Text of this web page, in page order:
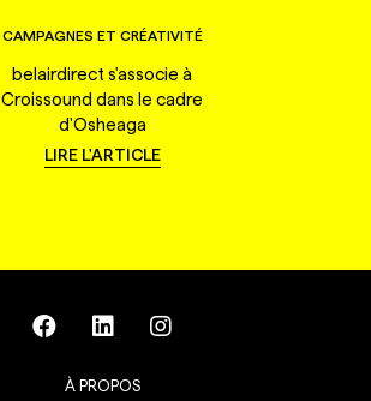
CAMPAGNES ET CRÉATIVITÉ
belairdirect s'associe à
Croissound dans le cadre
d'Osheaga
LIRE L'ARTICLE
À PROPOS